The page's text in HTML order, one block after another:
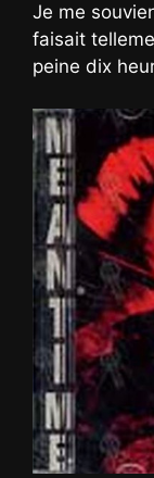
Je me
faisait
peine dix